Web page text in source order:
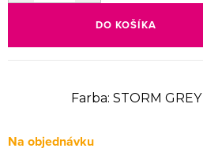
DO KOŠÍKA
Farba: STORM GREY
Na objednávku